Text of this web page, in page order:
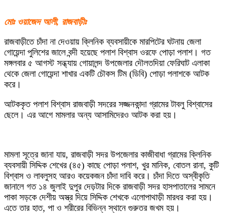
মোঃ ওয়াজেদ আলী, রাজবাড়ীঃ
রাজবাড়ীতে চাঁদা না দেওয়ায় ক্লিনিক ব্যবসায়ীকে মারপিটের ঘটনায় জেলা
গোয়েন্দা পুলিশের জালে বন্দী হয়েছে পলাশ বিশ্বাস ওরফে পোড়া পলাশ। গত
মঙ্গলবার ৫ আগস্ট সন্ধ্যায় গোয়ালন্দ উপজেলার দৌলতদিয়া ফেরিঘাট এলাকা
থেকে জেলা গোয়েন্দা শাখার একটি চৌকস টিম (ডিবি) পোড়া পলাশকে আটক
করে।
আটককৃত পলাশ বিশ্বাস রাজবাড়ী সদরের সজ্জনকান্দা গ্রামের টাবলু বিশ্বাসের
ছেলে। এর আগে মামলার অন্য আসামিদেরও আটক করা হয়।
মামলা সূত্রে জানা যায়, রাজবাড়ী সদর উপজেলার কাজীবাধা গ্রামের ক্লিনিক
ব্যবসায়ী সিদ্দিক শেখের (৪৫) কাছে পোড়া পলাশ, খুর মানিক, বোতল রানা, কুটি
বিশ্বাস ও লাবলুসহ আরও কয়েকজন চাঁদা দাবি করে। চাঁদা দিতে অস্বীকৃতি
জানালে গত ১৪ জুলাই দুপুর দেড়টার দিকে রাজবাড়ী সদর হাসপাতালের সামনে
পাকা সড়কে দেশীয় অস্ত্র দিয়ে সিদ্দিক শেখকে এলোপাথাড়ী মারধর করা হয়।
এতে তার হাত, পা ও শরীরের বিভিন্ন স্থানে গুরুতর জখম হয়।